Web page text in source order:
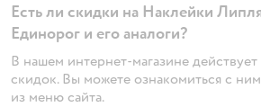
Есть ли скидки на Наклейки
Единорог и его аналоги?
В нашем интернет-магазине
скидок. Вы можете ознакомиться с
из меню сайта.